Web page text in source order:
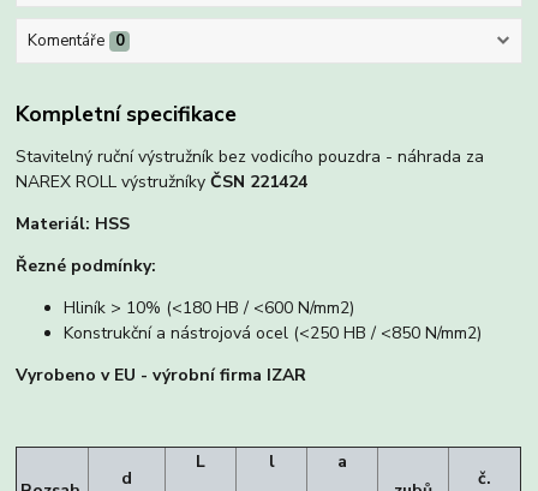
Komentáře 0
Kompletní specifikace
Stavitelný ruční výstružník bez vodicího pouzdra - náhrada za
NAREX ROLL výstružníkyČSN 221424
Materiál: HSS
Řezné podmínky:
Hliník > 10% (<180 HB / <600 N/mm2)
Konstrukční a nástrojová ocel (<250 HB / <850 N/mm2)
Vyrobeno v EU - výrobní firma IZAR
d
L
l
a
č.